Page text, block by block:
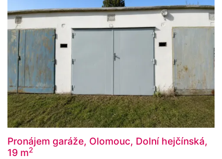
Pronájem garáže, Olomouc, Dolní hejčínská,
19 m2